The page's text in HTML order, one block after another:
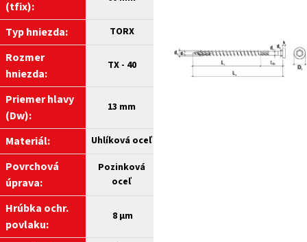
(tfix):
Typ hniezda: TORX
Rozmer
hniezda:
TX - 40
Priemer hlavy
(Dw):
13 mm
Materiál: Uhlíková oceľ
Povrchová
úprava:
Pozinková
oceľ
Hrúbka ochr.
povlaku:
8 µm